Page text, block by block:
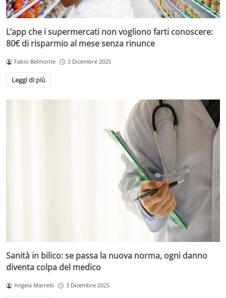
L’app che i supermercati non vogliono farti conoscere:
80€ di risparmio al mese senza rinunce
Fabio Belmonte 3 Dicembre 2025
Leggi di più
Sanità in bilico: se passa la nuova norma, ogni danno
diventa colpa del medico
Angela Marrelli 3 Dicembre 2025